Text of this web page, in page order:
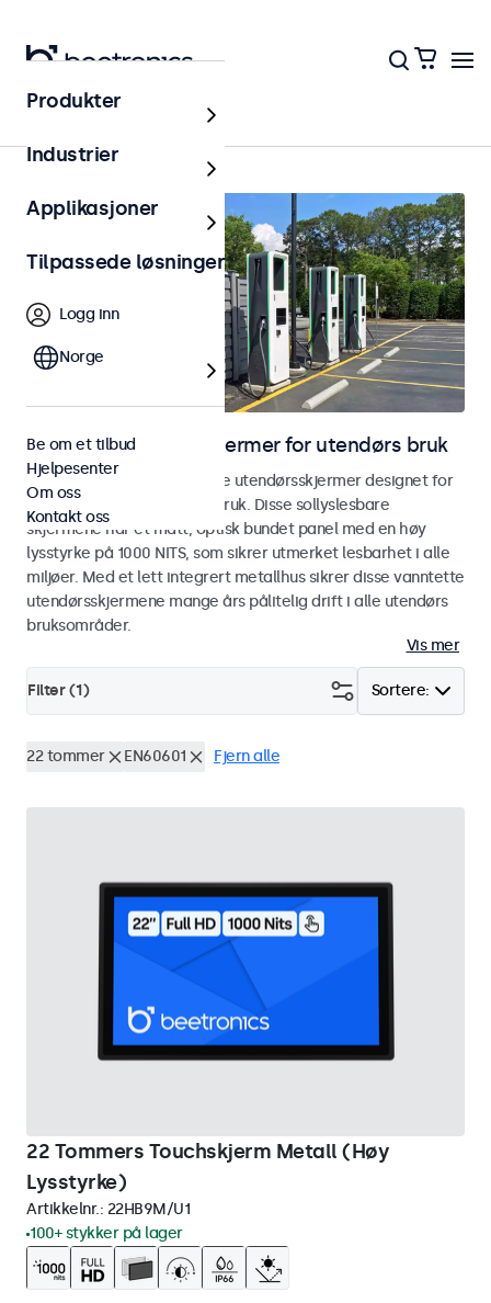
Utendørs
Skjermer og touchskjermer for utendørs bruk
Utforsk våre værbestandige utendørsskjermer designet for
industriell og kommersiell bruk. Disse sollyslesbare
skjermene har et matt, optisk bundet panel med en høy
lysstyrke på 1000 NITS, som sikrer utmerket lesbarhet i alle
miljøer. Med et lett integrert metallhus sikrer disse vanntette
utendørsskjermene mange års pålitelig drift i alle utendørs
bruksområder.
Vis mer
Sortere:
Filter (1)
22 tommer EN60601 Fjern alle
22 Tommers Touchskjerm Metall (Høy
Lysstyrke)
Artikkelnr.: 22HB9M/U1
100+ stykker på lager
Produkter
Industrier
Applikasjoner
Tilpassede løsninger
Logg inn
Norge
Be om et tilbud
Hjelpesenter
Om oss
Kontakt oss